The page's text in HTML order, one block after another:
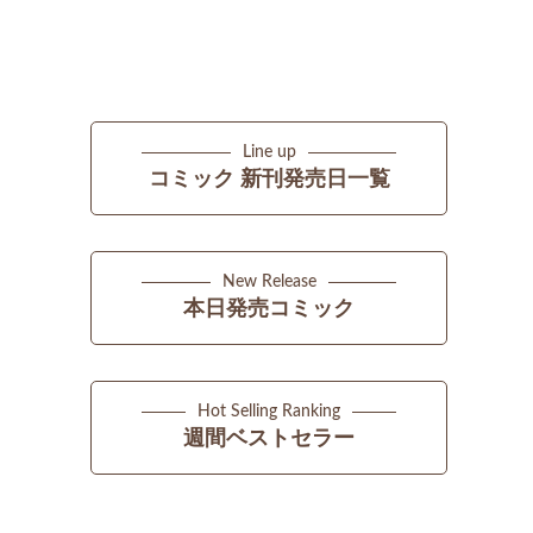
Line up
コミック 新刊発売日一覧
New Release
本日発売コミック
Hot Selling Ranking
週間ベストセラー